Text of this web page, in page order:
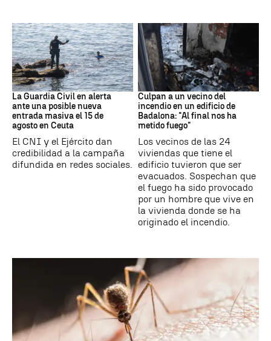
Ceuta
La Guardia Civil en alerta
ante una posible nueva
entrada masiva el 15 de
agosto en Ceuta
El CNI y el Ejército dan
credibilidad a la campaña
difundida en redes sociales.
Cataluña
Culpan a un vecino del
incendio en un edificio de
Badalona: "Al final nos ha
metido fuego"
Los vecinos de las 24
viviendas que tiene el
edificio tuvieron que ser
evacuados. Sospechan que
el fuego ha sido provocado
por un hombre que vive en
la vivienda donde se ha
originado el incendio.